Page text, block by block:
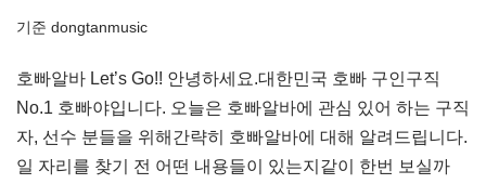
기준 dongtanmusic
호빠알바 Let’s Go!! 안녕하세요.대한민국 호빠 구인구직
No.1 호빠야입니다. 오늘은 호빠알바에 관심 있어 하는 구직
자, 선수 분들을 위해간략히 호빠알바에 대해 알려드립니다.
일 자리를 찾기 전 어떤 내용들이 있는지같이 한번 보실까